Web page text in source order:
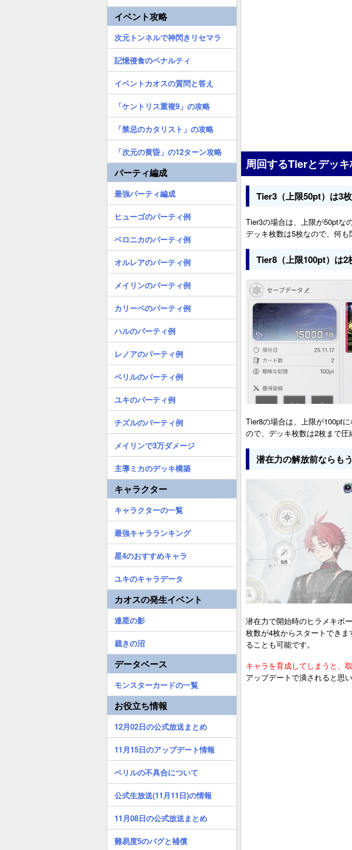
周回するTierとデッ
Tier3（上限50pt）は3
Tier3の場合は、上限が50ptな
デッキ枚数は5枚なので、何も
Tier8（上限100pt）は2
Tier8の場合は、上限が100pt
ので、デッキ枚数は2枚まで圧
潜在力の解放前ならも
潜在力で開始時のヒラメキボ
枚数が4枚からスタートでき
ることも可能です。
キャラを育成してしまうと、
アップデートで潰されると思い
イベント攻略
次元トンネルで神閃きリセマラ
記憶侵食のペナルティ
イベントカオスの質問と答え
「ケントリス重複9」の攻略
「禁忌のカタリスト」の攻略
「次元の黄昏」の12ターン攻略
パーティ編成
最強パーティ編成
ヒューゴのパーティ例
ベロニカのパーティ例
オルレアのパーティ例
メイリンのパーティ例
カリーペのパーティ例
ハルのパーティ例
レノアのパーティ例
ベリルのパーティ例
ユキのパーティ例
チズルのパーティ例
メイリンで3万ダメージ
主導ミカのデッキ構築
キャラクター
キャラクターの一覧
最強キャラランキング
星4のおすすめキャラ
ユキのキャラデータ
カオスの発生イベント
連星の影
裁きの沼
データベース
モンスターカードの一覧
お役立ち情報
12月02日の公式放送まとめ
11月15日のアップデート情報
ベリルの不具合について
公式生放送(11月11日)の情報
11月08日の公式放送まとめ
難易度5のバグと補償